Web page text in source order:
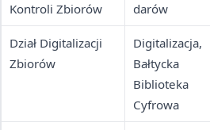
Kontroli Zbiorów
darów
Dział Digitalizacji
Zbiorów
Digitalizacja,
Bałtycka
Biblioteka
Cyfrowa